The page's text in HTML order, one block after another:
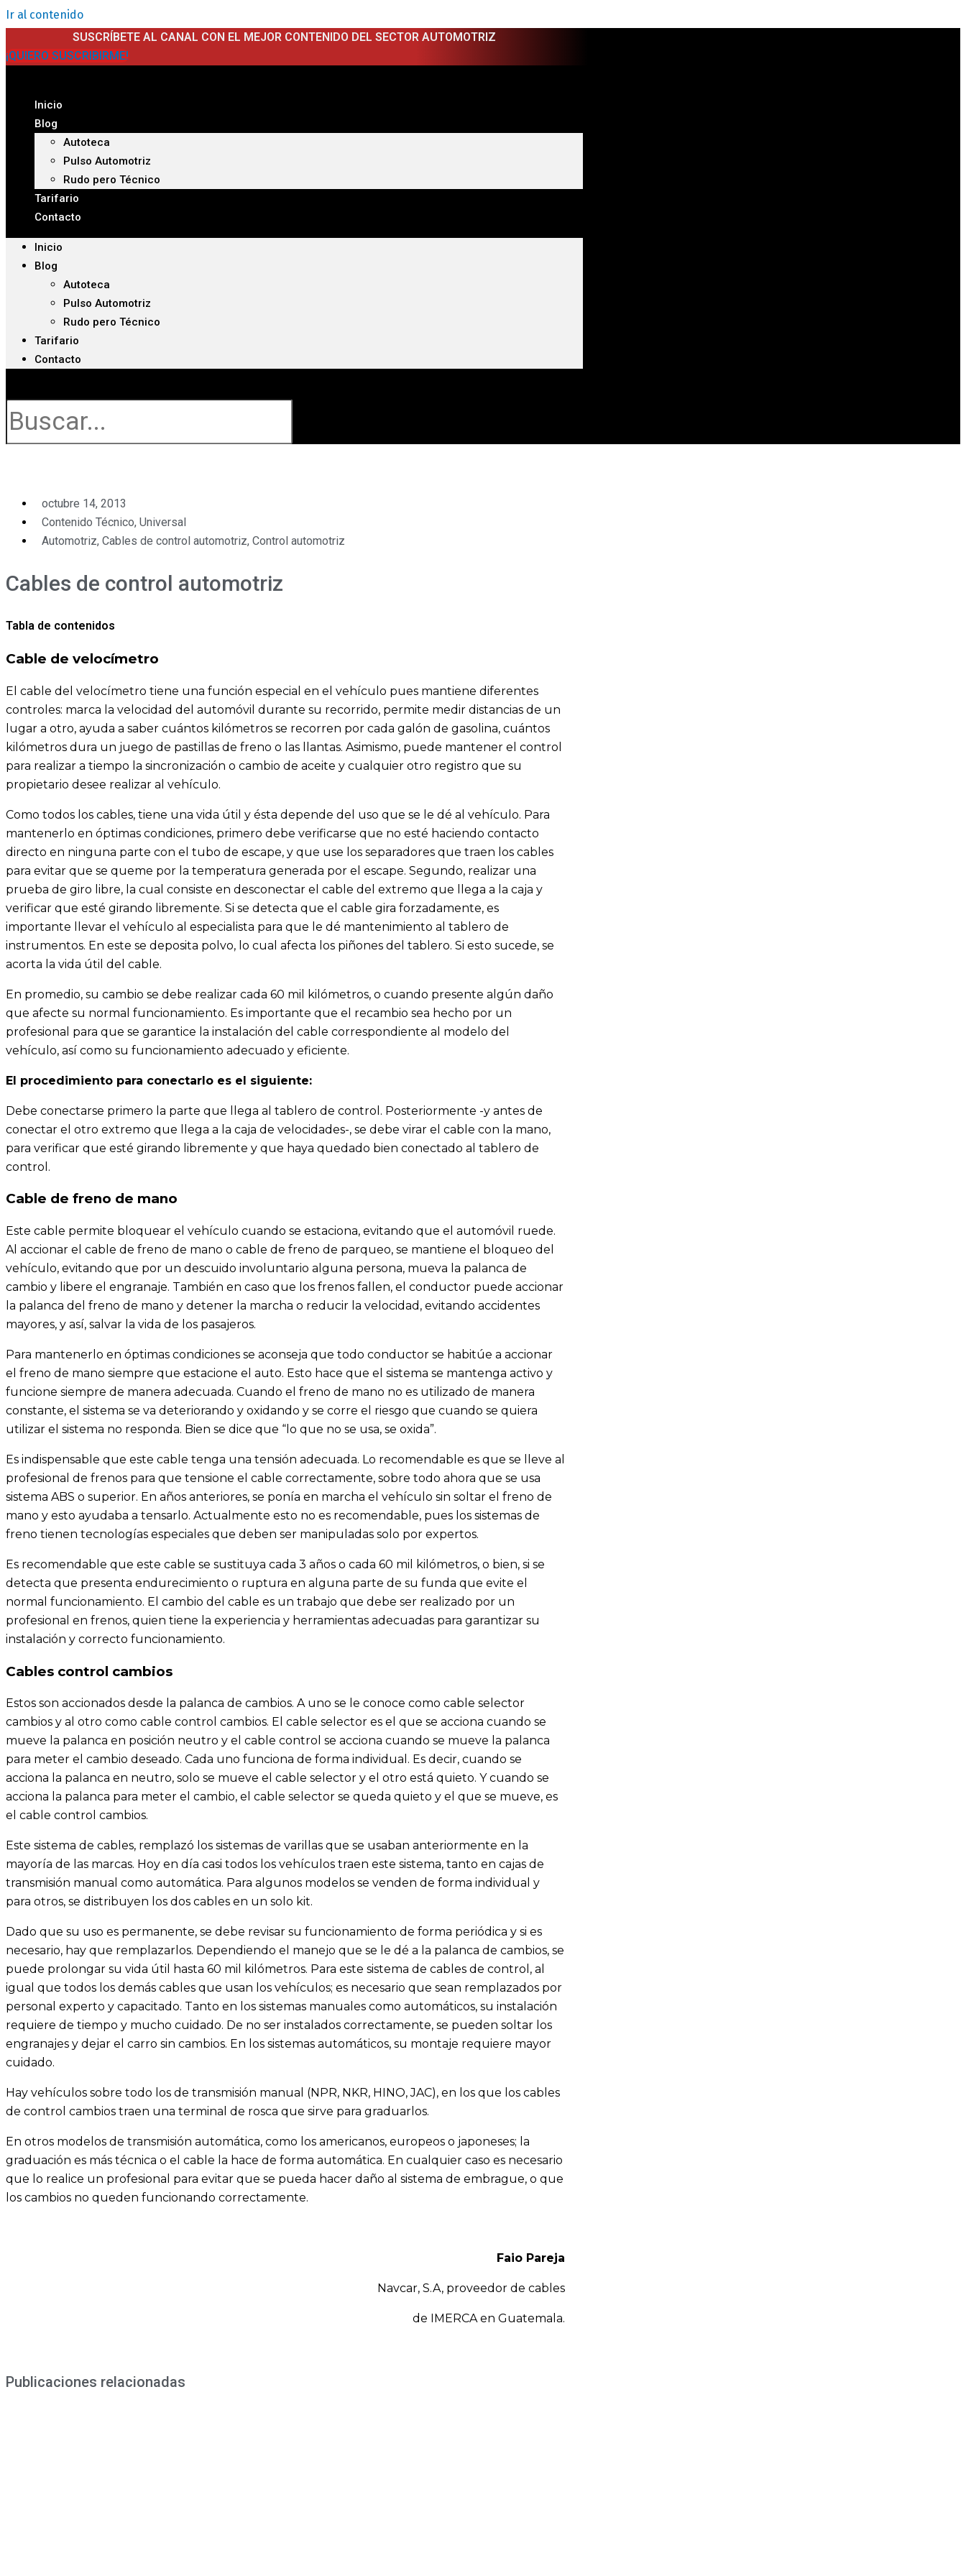
Ir al contenido
SUSCRÍBETE AL CANAL CON EL MEJOR CONTENIDO DEL SECTOR AUTOMOTRIZ
¡QUIERO SUSCRIBIRME!
Inicio
Blog
Autoteca
Pulso Automotriz
Rudo pero Técnico
Tarifario
Contacto
Inicio
Blog
Autoteca
Pulso Automotriz
Rudo pero Técnico
Tarifario
Contacto
octubre 14, 2013
Contenido Técnico, Universal
Automotriz, Cables de control automotriz, Control automotriz
Cables de control automotriz
Tabla de contenidos
Cable de velocímetro
El cable del velocímetro tiene una función especial en el vehículo pues mantiene diferentes
controles: marca la velocidad del automóvil durante su recorrido, permite medir distancias de un
lugar a otro, ayuda a saber cuántos kilómetros se recorren por cada galón de gasolina, cuántos
kilómetros dura un juego de pastillas de freno o las llantas. Asimismo, puede mantener el control
para realizar a tiempo la sincronización o cambio de aceite y cualquier otro registro que su
propietario desee realizar al vehículo.
Como todos los cables, tiene una vida útil y ésta depende del uso que se le dé al vehículo. Para
mantenerlo en óptimas condiciones, primero debe verificarse que no esté haciendo contacto
directo en ninguna parte con el tubo de escape, y que use los separadores que traen los cables
para evitar que se queme por la temperatura generada por el escape. Segundo, realizar una
prueba de giro libre, la cual consiste en desconectar el cable del extremo que llega a la caja y
verificar que esté girando libremente. Si se detecta que el cable gira forzadamente, es
importante llevar el vehículo al especialista para que le dé mantenimiento al tablero de
instrumentos. En este se deposita polvo, lo cual afecta los piñones del tablero. Si esto sucede, se
acorta la vida útil del cable.
En promedio, su cambio se debe realizar cada 60 mil kilómetros, o cuando presente algún daño
que afecte su normal funcionamiento. Es importante que el recambio sea hecho por un
profesional para que se garantice la instalación del cable correspondiente al modelo del
vehículo, así como su funcionamiento adecuado y eficiente.
El procedimiento para conectarlo es el siguiente:
Debe conectarse primero la parte que llega al tablero de control. Posteriormente -y antes de
conectar el otro extremo que llega a la caja de velocidades-, se debe virar el cable con la mano,
para verificar que esté girando libremente y que haya quedado bien conectado al tablero de
control.
Cable de freno de mano
Este cable permite bloquear el vehículo cuando se estaciona, evitando que el automóvil ruede.
Al accionar el cable de freno de mano o cable de freno de parqueo, se mantiene el bloqueo del
vehículo, evitando que por un descuido involuntario alguna persona, mueva la palanca de
cambio y libere el engranaje. También en caso que los frenos fallen, el conductor puede accionar
la palanca del freno de mano y detener la marcha o reducir la velocidad, evitando accidentes
mayores, y así, salvar la vida de los pasajeros.
Para mantenerlo en óptimas condiciones se aconseja que todo conductor se habitúe a accionar
el freno de mano siempre que estacione el auto. Esto hace que el sistema se mantenga activo y
funcione siempre de manera adecuada. Cuando el freno de mano no es utilizado de manera
constante, el sistema se va deteriorando y oxidando y se corre el riesgo que cuando se quiera
utilizar el sistema no responda. Bien se dice que “lo que no se usa, se oxida”.
Es indispensable que este cable tenga una tensión adecuada. Lo recomendable es que se lleve al
profesional de frenos para que tensione el cable correctamente, sobre todo ahora que se usa
sistema ABS o superior. En años anteriores, se ponía en marcha el vehículo sin soltar el freno de
mano y esto ayudaba a tensarlo. Actualmente esto no es recomendable, pues los sistemas de
freno tienen tecnologías especiales que deben ser manipuladas solo por expertos.
Es recomendable que este cable se sustituya cada 3 años o cada 60 mil kilómetros, o bien, si se
detecta que presenta endurecimiento o ruptura en alguna parte de su funda que evite el
normal funcionamiento. El cambio del cable es un trabajo que debe ser realizado por un
profesional en frenos, quien tiene la experiencia y herramientas adecuadas para garantizar su
instalación y correcto funcionamiento.
Cables control cambios
Estos son accionados desde la palanca de cambios. A uno se le conoce como cable selector
cambios y al otro como cable control cambios. El cable selector es el que se acciona cuando se
mueve la palanca en posición neutro y el cable control se acciona cuando se mueve la palanca
para meter el cambio deseado. Cada uno funciona de forma individual. Es decir, cuando se
acciona la palanca en neutro, solo se mueve el cable selector y el otro está quieto. Y cuando se
acciona la palanca para meter el cambio, el cable selector se queda quieto y el que se mueve, es
el cable control cambios.
Este sistema de cables, remplazó los sistemas de varillas que se usaban anteriormente en la
mayoría de las marcas. Hoy en día casi todos los vehículos traen este sistema, tanto en cajas de
transmisión manual como automática. Para algunos modelos se venden de forma individual y
para otros, se distribuyen los dos cables en un solo kit.
Dado que su uso es permanente, se debe revisar su funcionamiento de forma periódica y si es
necesario, hay que remplazarlos. Dependiendo el manejo que se le dé a la palanca de cambios, se
puede prolongar su vida útil hasta 60 mil kilómetros. Para este sistema de cables de control, al
igual que todos los demás cables que usan los vehículos; es necesario que sean remplazados por
personal experto y capacitado. Tanto en los sistemas manuales como automáticos, su instalación
requiere de tiempo y mucho cuidado. De no ser instalados correctamente, se pueden soltar los
engranajes y dejar el carro sin cambios. En los sistemas automáticos, su montaje requiere mayor
cuidado.
Hay vehículos sobre todo los de transmisión manual (NPR, NKR, HINO, JAC), en los que los cables
de control cambios traen una terminal de rosca que sirve para graduarlos.
En otros modelos de transmisión automática, como los americanos, europeos o japoneses; la
graduación es más técnica o el cable la hace de forma automática. En cualquier caso es necesario
que lo realice un profesional para evitar que se pueda hacer daño al sistema de embrague, o que
los cambios no queden funcionando correctamente.
Faio Pareja
Navcar, S.A, proveedor de cables
de IMERCA en Guatemala.
Publicaciones relacionadas